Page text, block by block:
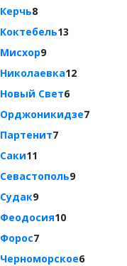
Керчь8
Коктебель13
Мисхор9
Николаевка12
Новый Свет6
Орджоникидзе7
Партенит7
Саки11
Севастополь9
Судак9
Феодосия10
Форос7
Черноморское6